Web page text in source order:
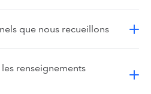
que nous recueillons
renseignements